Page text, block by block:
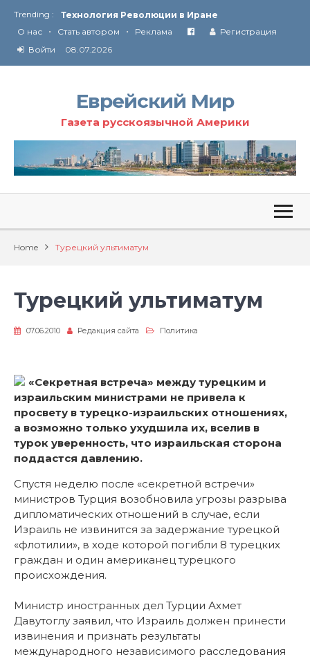
Trending :
Технология Революции в Иране
От Ирана до Ливана и Газы
О нас • Стать автором • Реклама
Регистрация
Войти
08.07.2026
Еврейский Мир
Газета русскоязычной Америки
Home Турецкий ультиматум
Турецкий ультиматум
07.06.2010 Редакция сайта Политика
«Секретная встреча» между турецким и
израильским министрами не привела к
просвету в турецко-израильских отношениях,
а возможно только ухудшила их, вселив в
турок уверенность, что израильская сторона
поддастся давлению.
Спустя неделю после «секретной встречи»
министров Турция возобновила угрозы разрыва
дипломатических отношений в случае, если
Израиль не извинится за задержание турецкой
«флотилии», в ходе которой погибли 8 турецких
граждан и один американец турецкого
происхождения.
Министр иностранных дел Турции Ахмет
Давутоглу заявил, что Израиль должен принести
извинения и признать результаты
международного независимого расследования